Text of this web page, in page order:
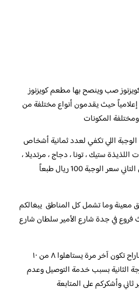
صب وينصح بها مطعم كويزنوز
حيث يقدمون أنواع مختلفة من
المكونات
اللي تكفي لعدد ثمانية أشخاص
ستيك ، تونا ، دجاج ، مرتديلا ،
خضار ، تونة كل واحد فيهم أحلى من التاني سعر الوجبة 100 ريال طبعاً
وما تشمل كل المناطق يبغالكم
فروع في جدة شارع الأمير سلطان شارع
بالنسبة لي كانت أول مرة أجربهم وماراح تكون آخر مرة يستاهلوا ٨ من ١٠
الثانية بسبب خدمة التوصيل وعدم
وأشكركم على المتابعة